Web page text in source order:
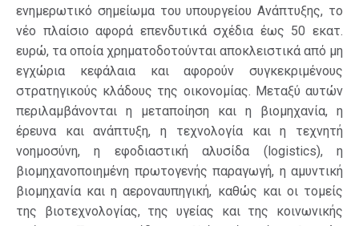
ενημερωτικό σημείωμα του υπουργείου Ανάπτυξης, το
νέο πλαίσιο αφορά επενδυτικά σχέδια έως 50 εκατ.
ευρώ, τα οποία χρηματοδοτούνται αποκλειστικά από μη
εγχώρια κεφάλαια και αφορούν συγκεκριμένους
στρατηγικούς κλάδους της οικονομίας. Μεταξύ αυτών
περιλαμβάνονται η μεταποίηση και η βιομηχανία, η
έρευνα και ανάπτυξη, η τεχνολογία και η τεχνητή
νοημοσύνη, η εφοδιαστική αλυσίδα (logistics), η
βιομηχανοποιημένη πρωτογενής παραγωγή, η αμυντική
βιομηχανία και η αεροναυπηγική, καθώς και οι τομείς
της βιοτεχνολογίας, της υγείας και της κοινωνικής